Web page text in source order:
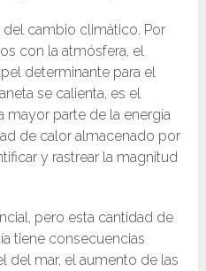
cambio climático. Por
con la atmósfera, el
determinante para el
se calienta, es el
mayor parte de la energía
de calor almacenado por
y rastrear la magnitud
pero esta cantidad de
tiene consecuencias
del mar, el aumento de las